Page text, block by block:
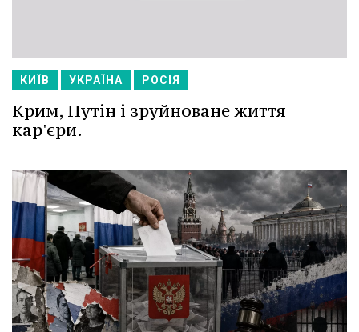
КИЇВ УКРАЇНА РОСІЯ
Крим, Путін і зруйноване життя
кар'єри.